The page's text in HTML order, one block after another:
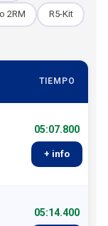
2RM R5-Kit
TIEMPO
05:07.800
+ info
05:14.400